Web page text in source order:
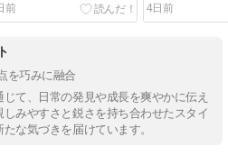
前
4日前
を巧みに融合
て、日常の発見や成長を爽やかに伝え
みやすさと鋭さを持ち合わせたスタイ
な気づきを届けています。